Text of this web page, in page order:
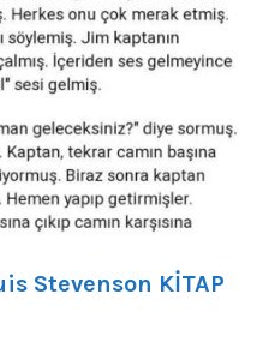
Stevenson KİTAP